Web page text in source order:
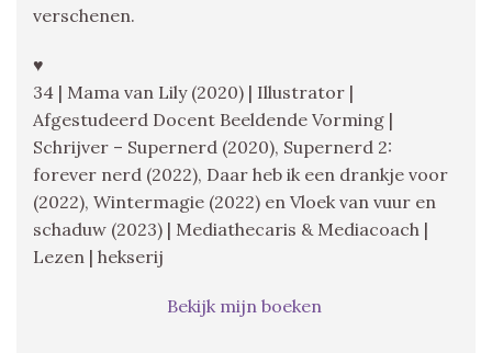
verschenen.
♥
34 | Mama van Lily (2020) | Illustrator |
Afgestudeerd Docent Beeldende Vorming |
Schrijver – Supernerd (2020), Supernerd 2:
forever nerd (2022), Daar heb ik een drankje voor
(2022), Wintermagie (2022) en Vloek van vuur en
schaduw (2023) | Mediathecaris & Mediacoach |
Lezen | hekserij
Bekijk mijn boeken